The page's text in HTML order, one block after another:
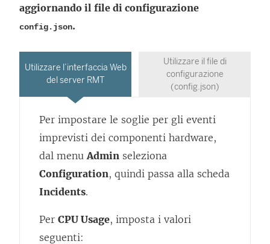
aggiornando il file di configurazione
config.json.
Utilizzare l’interfaccia Web
del server RMT
Utilizzare il file di
configurazione
(config.json)
Per impostare le soglie per gli eventi
imprevisti dei componenti hardware,
dal menu Admin seleziona
Configuration, quindi passa alla scheda
Incidents.
Per CPU Usage, imposta i valori
seguenti: